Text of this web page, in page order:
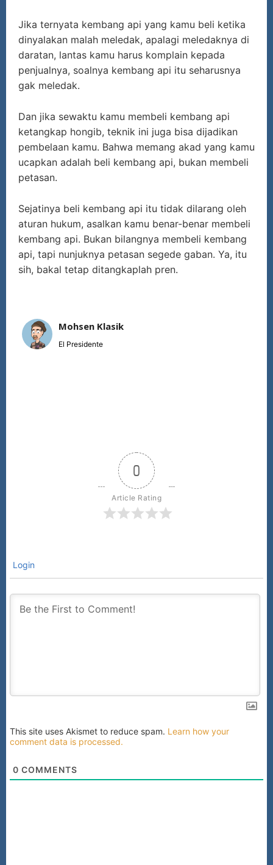
Jika ternyata kembang api yang kamu beli ketika
dinyalakan malah meledak, apalagi meledaknya di
daratan, lantas kamu harus komplain kepada
penjualnya, soalnya kembang api itu seharusnya
gak meledak.
Dan jika sewaktu kamu membeli kembang api
ketangkap hongib, teknik ini juga bisa dijadikan
pembelaan kamu. Bahwa memang akad yang kamu
ucapkan adalah beli kembang api, bukan membeli
petasan.
Sejatinya beli kembang api itu tidak dilarang oleh
aturan hukum, asalkan kamu benar-benar membeli
kembang api. Bukan bilangnya membeli kembang
api, tapi nunjuknya petasan segede gaban. Ya, itu
sih, bakal tetap ditangkaplah pren.
Mohsen Klasik
El Presidente
0
Article Rating
Login
This site uses Akismet to reduce spam. Learn how your
comment data is processed.
0 COMMENTS